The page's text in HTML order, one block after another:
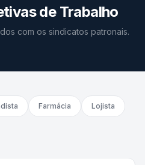
de Trabalho
com os sindicatos patronais.
Farmácia Lojista